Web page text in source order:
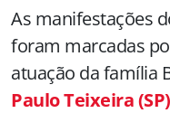
As manifestações
foram marcadas
atuação da família
Paulo Teixeira (SP)